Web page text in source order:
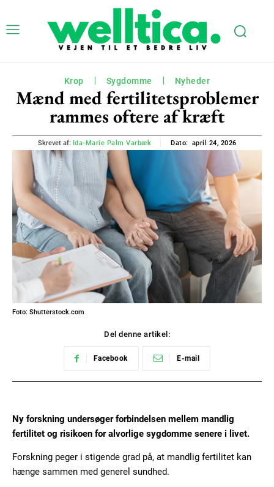
Krop Sygdomme Nyheder
Mænd med fertilitetsproblemer
rammes oftere af kræft
Skrevet af: Ida-Marie Palm Varbæk Dato: april 24, 2026
Foto: Shutterstock.com
Del denne artikel:
Facebook E-mail
Ny forskning undersøger forbindelsen mellem mandlig
fertilitet og risikoen for alvorlige sygdomme senere i livet.
Forskning peger i stigende grad på, at mandlig fertilitet kan
hænge sammen med generel sundhed.